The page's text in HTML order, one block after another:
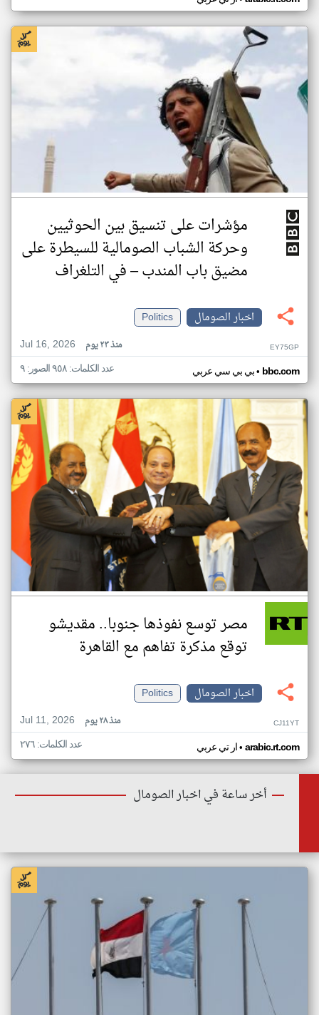
مؤشرات على تنسيق بين الحوثيين
وحركة الشباب الصومالية للسيطرة على
مضيق باب المندب – في التلغراف
اخبار الصومال
Politics
Jul 16, 2026
منذ ٢٣ يوم EY75GP
بي بي سي عربي• bbc.com عدد الكلمات: ٩٥٨ الصور: ٩
مصر توسع نفوذها جنوبا.. مقديشو
توقع مذكرة تفاهم مع القاهرة
اخبار الصومال
Politics
Jul 11, 2026
منذ ٢٨ يوم CJ11YT
ار تي عربي• arabic.rt.com عدد الكلمات: ٢٧٦
أخر ساعة في اخبار الصومال